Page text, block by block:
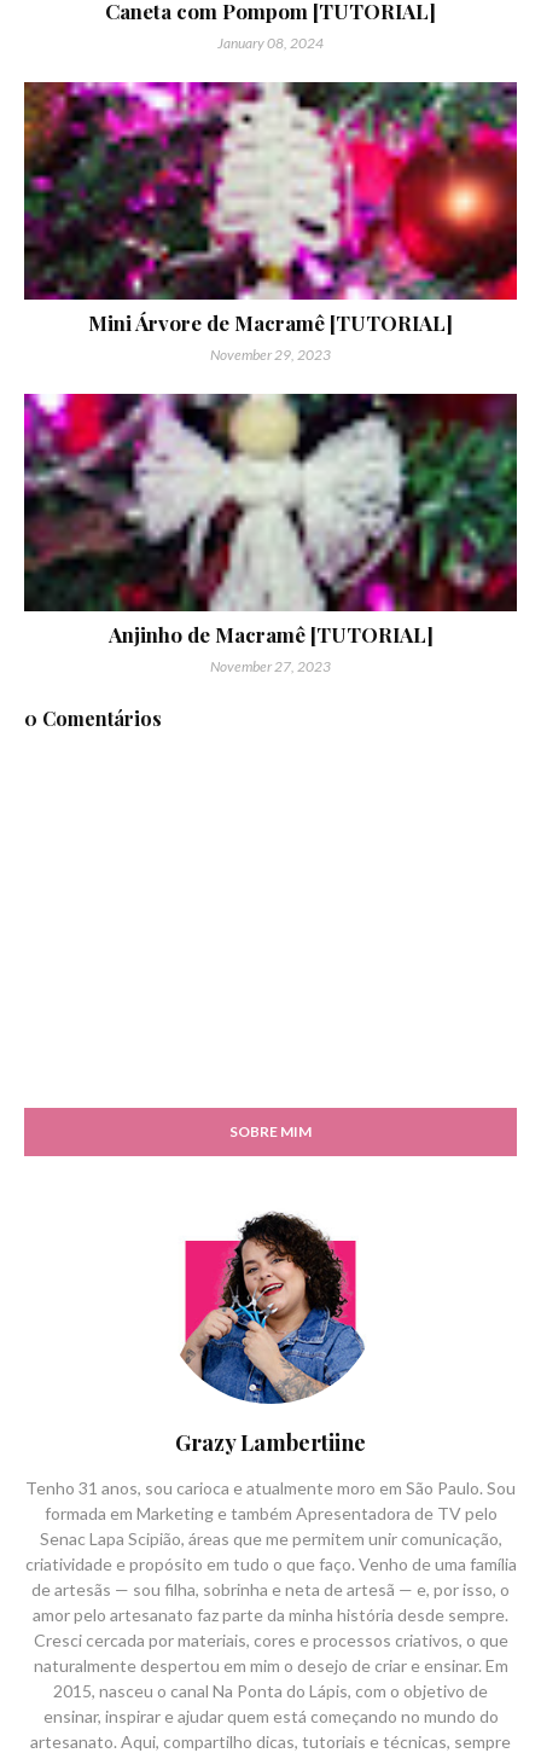
Caneta com Pompom [TUTORIAL]
January 08, 2024
Mini Árvore de Macramê [TUTORIAL]
November 29, 2023
Anjinho de Macramê [TUTORIAL]
November 27, 2023
0 Comentários
SOBRE MIM
Grazy Lambertiine
Tenho 31 anos, sou carioca e atualmente moro em São Paulo. Sou
formada em Marketing e também Apresentadora de TV pelo
Senac Lapa Scipião, áreas que me permitem unir comunicação,
criatividade e propósito em tudo o que faço. Venho de uma família
de artesãs — sou filha, sobrinha e neta de artesã — e, por isso, o
amor pelo artesanato faz parte da minha história desde sempre.
Cresci cercada por materiais, cores e processos criativos, o que
naturalmente despertou em mim o desejo de criar e ensinar. Em
2015, nasceu o canal Na Ponta do Lápis, com o objetivo de
ensinar, inspirar e ajudar quem está começando no mundo do
artesanato. Aqui, compartilho dicas, tutoriais e técnicas, sempre